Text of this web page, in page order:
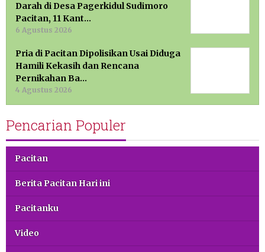
Darah di Desa Pagerkidul Sudimoro
Pacitan, 11 Kant…
6 Agustus 2026
Pria di Pacitan Dipolisikan Usai Diduga
Hamili Kekasih dan Rencana
Pernikahan Ba…
4 Agustus 2026
Pencarian Populer
Pacitan
Berita Pacitan Hari ini
Pacitanku
Video